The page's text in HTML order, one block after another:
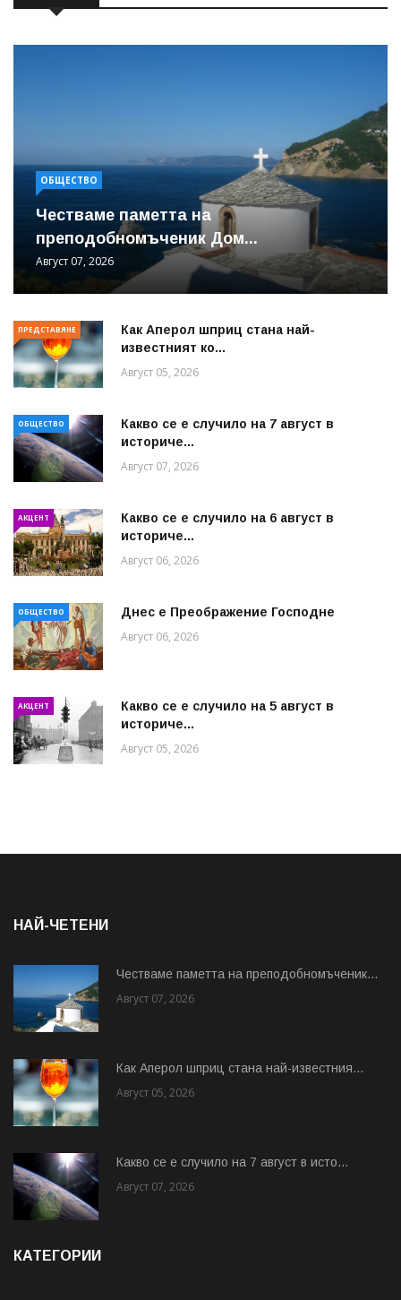
ОБЩЕСТВО
Честваме паметта на
преподобномъченик Дом...
Август 07, 2026
ПРЕДСТАВЯНЕ
Как Аперол шприц стана най-
известният ко...
Август 05, 2026
ОБЩЕСТВО
Какво се е случило на 7 август в
историче...
Август 07, 2026
АКЦЕНТ
Какво се е случило на 6 август в
историче...
Август 06, 2026
ОБЩЕСТВО Днес е Преображение Господне
Август 06, 2026
АКЦЕНТ
Какво се е случило на 5 август в
историче...
Август 05, 2026
НАЙ-ЧЕТЕНИ
Честваме паметта на преподобномъченик...
Август 07, 2026
Как Аперол шприц стана най-известния...
Август 05, 2026
Какво се е случило на 7 август в исто...
Август 07, 2026
КАТЕГОРИИ